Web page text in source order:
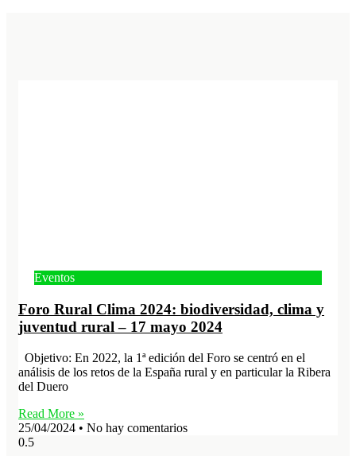
Eventos
Foro Rural Clima 2024: biodiversidad, clima y
juventud rural – 17 mayo 2024
Objetivo: En 2022, la 1ª edición del Foro se centró en el
análisis de los retos de la España rural y en particular la Ribera
del Duero
Read More »
25/04/2024
No hay comentarios